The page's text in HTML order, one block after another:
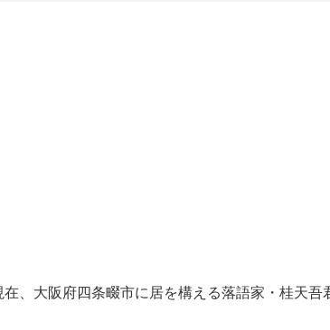
、大阪府四条畷市に居を構える落語家・桂天吾